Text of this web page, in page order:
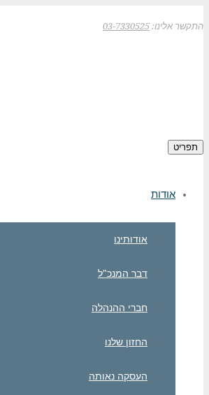
התקשר אלינו: 03-7330525
תפריט
אודות
אודותינו
דבר המנכ"ל
חברי ההנהלה
החזון שלנו
העסקה נאותה